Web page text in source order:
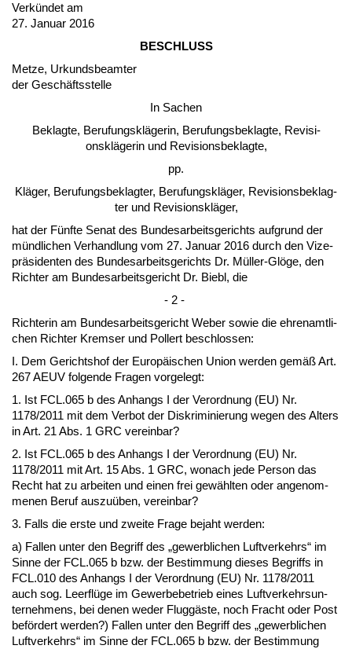
Verkündet am
27. Ja­nu­ar 2016
BESCHLUSS
Met­ze, Ur­kunds­be­am­ter
der Geschäfts­stel­le
In Sa­chen
Be­klag­te, Be­ru­fungskläge­rin, Be­ru­fungs­be­klag­te, Re­vi­si­
onskläge­rin und Re­vi­si­ons­be­klag­te,
pp.
Kläger, Be­ru­fungs­be­klag­ter, Be­ru­fungskläger, Re­vi­si­ons­be­klag­
ter und Re­vi­si­onskläger,
hat der Fünf­te Se­nat des Bun­des­ar­beits­ge­richts auf­grund der
münd­li­chen Ver­hand­lung vom 27. Ja­nu­ar 2016 durch den Vi­ze­
präsi­den­ten des Bun­des­ar­beits­ge­richts Dr. Müller-Glöge, den
Rich­ter am Bun­des­ar­beits­ge­richt Dr. Biebl, die
- 2 -
Rich­te­rin am Bun­des­ar­beits­ge­richt We­ber so­wie die eh­ren­amt­li­
chen Rich­ter Krem­ser und Pol­lert be­schlos­sen:
I. Dem Ge­richts­hof der Eu­ropäischen Uni­on wer­den gemäß Art.
267 AEUV fol­gen­de Fra­gen vor­ge­legt:
1. Ist FCL.065 b des An­hangs I der Ver­ord­nung (EU) Nr.
1178/2011 mit dem Ver­bot der Dis­kri­mi­nie­rung we­gen des Al­ters
in Art. 21 Abs. 1 GRC ver­ein­bar?
2. Ist FCL.065 b des An­hangs I der Ver­ord­nung (EU) Nr.
1178/2011 mit Art. 15 Abs. 1 GRC, wo­nach je­de Per­son das
Recht hat zu ar­bei­ten und ei­nen frei gewähl­ten oder an­ge­nom­
me­nen Be­ruf aus­zuüben, ver­ein­bar?
3. Falls die ers­te und zwei­te Fra­ge be­jaht wer­den:
a) Fal­len un­ter den Be­griff des „ge­werb­li­chen Luft­ver­kehrs“ im
Sin­ne der FCL.065 b bzw. der Be­stim­mung die­ses Be­griffs in
FCL.010 des An­hangs I der Ver­ord­nung (EU) Nr. 1178/2011
auch sog. Leerflüge im Ge­wer­be­be­trieb ei­nes Luft­ver­kehrs­un­
ter­neh­mens, bei de­nen we­der Fluggäste, noch Fracht oder Post
befördert wer­den?) Fal­len un­ter den Be­griff des „ge­werb­li­chen
Luft­ver­kehrs“ im Sin­ne der FCL.065 b bzw. der Be­stim­mung